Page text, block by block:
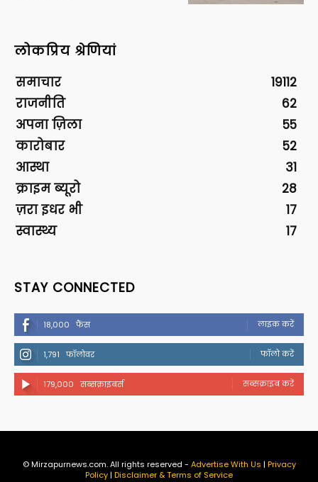
लोकप्रिय श्रेणियां
समाचार
19112
राजनीति
62
अपना ज़िला
55
कारोबार
52
आस्था
31
क्राइम ब्यूरो
28
ज़रा इधर भी
17
स्वास्थ्य
17
STAY CONNECTED
18,000 फैंस लाइक करें
1,791 फॉलोवर फॉलो करें
179,000 सब्सक्राइबर्स सब्सक्राइब करें
© Mirzapurnews.com. All rights reserved - Advertise With Us | Privacy
Policy| Disclaimer & Terms of Service